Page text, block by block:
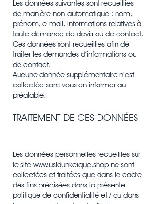
Les données suivantes sont recueillies
de manière non-automatique : nom,
prénom, e-mail, informations relatives à
toute demande de devis ou de contact.
Ces données sont recueillies afin de
traiter les demandes d’informations ou
de contact.
Aucune donnée supplémentaire n’est
collectée sans vous en informer au
préalable.
TRAITEMENT DE CES DONNÉES
Les données personnelles recueillies sur
le site www.usldunkerque.shop ne sont
collectées et traitées que dans le cadre
des fins précisées dans la présente
politique de confidentialité et / ou dans